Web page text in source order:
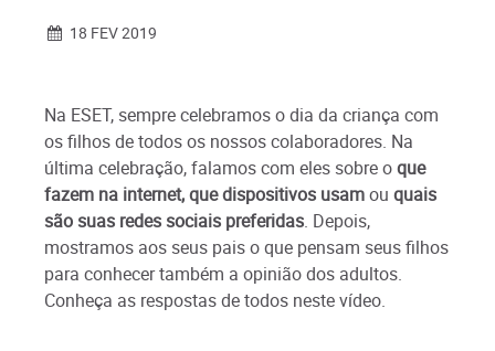
18 FEV 2019
Na ESET, sempre celebramos o dia da criança com
os filhos de todos os nossos colaboradores. Na
última celebração, falamos com eles sobre oque
fazem na internet, que dispositivos usamou quais
são suas redes sociais preferidas. Depois,
mostramos aos seus pais o que pensam seus filhos
para conhecer também a opinião dos adultos.
Conheça as respostas de todos neste vídeo.